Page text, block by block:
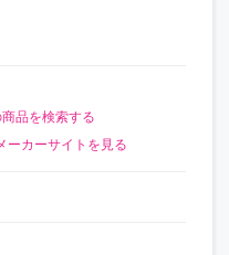
品を検索する
ーカーサイトを見る